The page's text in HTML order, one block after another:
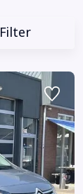
Filter